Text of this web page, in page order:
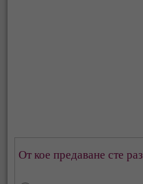
От кое предаване сте